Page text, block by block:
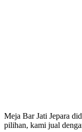
Meja Bar Jati Jepara
pilihan, kami jual